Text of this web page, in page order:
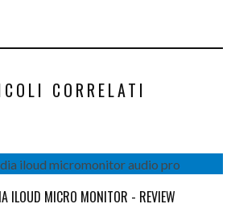
CORRELATI
ILOUD MICRO MONITOR - REVIEW